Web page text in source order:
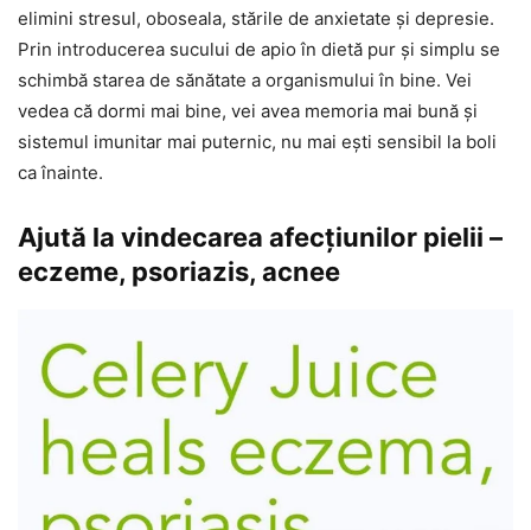
elimini stresul, oboseala, stările de anxietate și depresie.
Prin introducerea sucului de apio în dietă pur și simplu se
schimbă starea de sănătate a organismului în bine. Vei
vedea că dormi mai bine, vei avea memoria mai bună și
sistemul imunitar mai puternic, nu mai ești sensibil la boli
ca înainte.
Ajută la vindecarea afecțiunilor pielii –
eczeme, psoriazis, acnee